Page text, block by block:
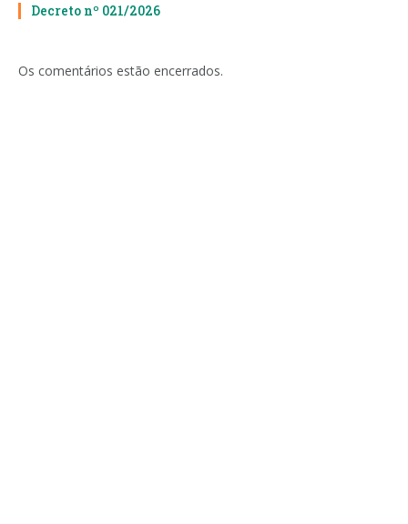
Decreto nº 021/2026
Os comentários estão encerrados.